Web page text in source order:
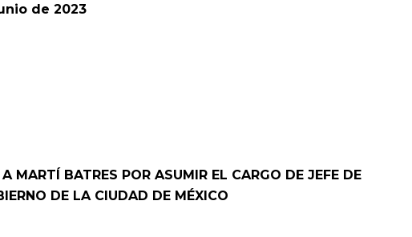
de 2023
MARTÍ BATRES POR ASUMIR EL CARGO DE JEFE DE
DE LA CIUDAD DE MÉXICO